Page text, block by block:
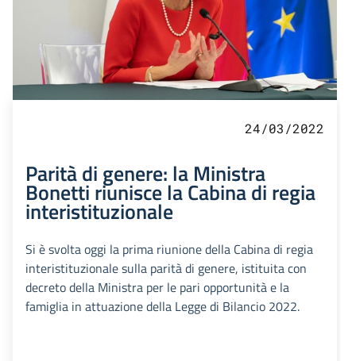
24/03/2022
Parità di genere: la Ministra
Bonetti riunisce la Cabina di regia
interistituzionale
Si è svolta oggi la prima riunione della Cabina di regia
interistituzionale sulla parità di genere, istituita con
decreto della Ministra per le pari opportunità e la
famiglia in attuazione della Legge di Bilancio 2022.